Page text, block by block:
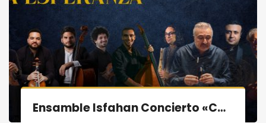
Ensamble Isfahan Concierto «COMPASES DE IRÁN»: Melodías de la Esperanza